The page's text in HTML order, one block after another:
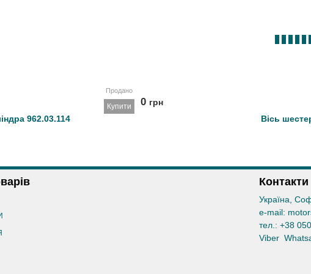
Продано
Купити
962.03.114
0 грн
Вісь
Контакти
Україна,
e-mail:
тел.: +38
Viber